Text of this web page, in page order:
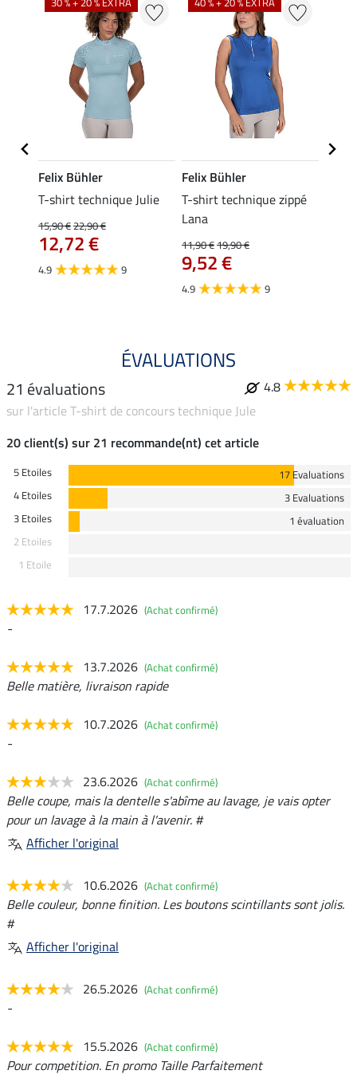
Felix Bühler
T-shirt technique Julie
15,90 €22,90 €
12,72 €
4.9 9
Felix Bühler
T-shirt technique zippé
Lana
11,90 €19,90 €
9,52 €
4.9 9
ÉVALUATIONS
21 évaluations
4.8
sur l'article T-shirt de concours technique Jule
20 client(s) sur 21 recommande(nt) cet article
5 Etoiles
17 Evaluations
4 Etoiles
3 Evaluations
3 Etoiles
1 évaluation
2 Etoiles
1 Etoile
17.7.2026 (Achat confirmé)
-
13.7.2026 (Achat confirmé)
Belle matière, livraison rapide
10.7.2026 (Achat confirmé)
-
23.6.2026 (Achat confirmé)
Belle coupe, mais la dentelle s'abîme au lavage, je vais opter
pour un lavage à la main à l'avenir. #
Afficher l'original
10.6.2026 (Achat confirmé)
Belle couleur, bonne finition. Les boutons scintillants sont jolis.
#
Afficher l'original
26.5.2026 (Achat confirmé)
-
15.5.2026 (Achat confirmé)
Pour competition. En promo Taille Parfaitement